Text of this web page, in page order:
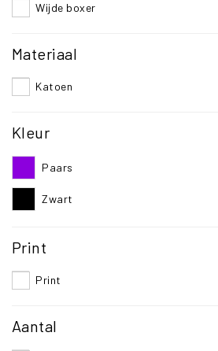
Wijde boxer
Materiaal
Katoen
Kleur
Paars
Zwart
Print
Print
Aantal